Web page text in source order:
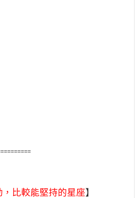
比較能堅持的星座】